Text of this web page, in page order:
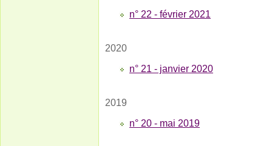
n° 22 - février 2021
2020
n° 21 - janvier 2020
2019
n° 20 - mai 2019